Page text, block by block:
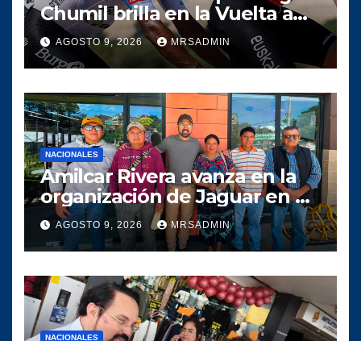
Chumil brilla en la Vuelta a
Burgos y se codea con la élite
antes de un amargo
abandono
AGOSTO 9, 2026 MRSADMIN
NACIONALES
Amilcar Rivera avanza en la
organización de Jaguar en el
departamento de Guatemala
AGOSTO 9, 2026 MRSADMIN
NACIONALES